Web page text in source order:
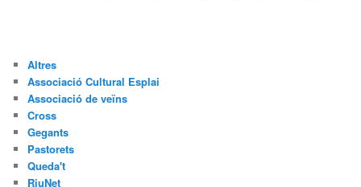
Altres
Associació Cultural Esplai
Associació de veïns
Cross
Gegants
Pastorets
Queda't
RiuNet